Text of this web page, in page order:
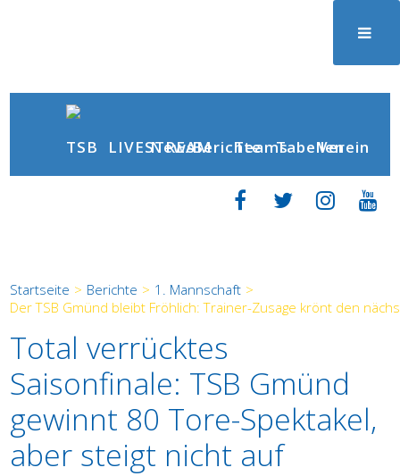
LIVESTREAM
NewsBerichteTeamsTabellenVerein
Startseite > Berichte > 1. Mannschaft >
Der TSB Gmünd bleibt Fröhlich: Trainer-Zusage krönt den
Total verrücktes
Saisonfinale: TSB Gmünd
gewinnt 80 Tore-Spektakel,
aber steigt nicht auf